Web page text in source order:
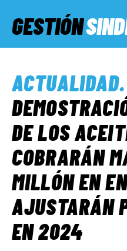
GESTIÓN
SERVICIOS
INFORMES
FUERA DE
EL LADO «G»
ACTUALIDAD.
DE LOS
COBRARÁN
MILLÓN EN
AJUSTARÁN
EN 2024